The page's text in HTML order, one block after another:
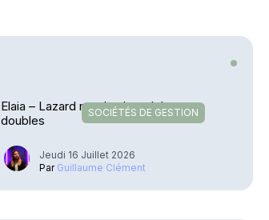
SOCIÉTÉS DE GESTION
Elaia – Lazard met les bouchées
doubles
Jeudi 16 Juillet 2026
Par Guillaume Clément